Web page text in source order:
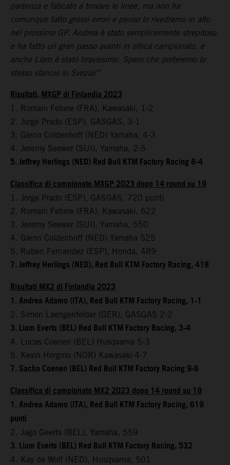
partenza e faticato a trovare le linee, ma non ha
comunque fatto grossi errori e penso lo rivedremo in alto
nel prossimo GP. Andrea è stato semplicemente strepitoso
e ha fatto un gran passo avanti in ottica campionato, e
anche Liam è stato bravissimo. Spero che porteremo lo
stesso slancio in Svezia!”
Risultati, MXGP di Finlandia 2023
1. Romain Febvre (FRA), Kawasaki, 1-2
2. Jorge Prado (ESP), GASGAS, 3-1
3. Glenn Coldenhoff (NED) Yamaha, 4-3
4. Jeremy Seewer (SUI), Yamaha, 2-5
5. Jeffrey Herlings (NED) Red Bull KTM Factory Racing 8-4
Classifica di campionato MXGP 2023 dopo 14 round su 19
1. Jorge Prado (ESP), GASGAS, 720 punti
2. Romain Febvre (FRA), Kawasaki, 622
3. Jeremy Seewer (SUI), Yamaha, 550
4. Glenn Coldenhoff (NED) Yamaha 525
5. Ruben Fernandez (ESP), Honda, 489
7. Jeffrey Herlings (NED), Red Bull KTM Factory Racing, 418
Risultati MX2 di Finlandia 2023
1. Andrea Adamo (ITA), Red Bull KTM Factory Racing, 1-1
2. Simon Laengenfelder (GER), GASGAS 2-2
3. Liam Everts (BEL) Red Bull KTM Factory Racing, 3-4
4. Lucas Coenen (BEL) Husqvarna 5-3
5. Kevin Horgmo (NOR) Kawasaki 4-7
7. Sacha Coenen (BEL) Red Bull KTM Factory Racing 9-6
Classifica di campionato MX2 2023 dopo 14 round su 19
1. Andrea Adamo (ITA), Red Bull KTM Factory Racing, 619
punti
2. Jago Geerts (BEL), Yamaha, 559
3. Liam Everts (BEL) Red Bull KTM Factory Racing, 532
4. Kay de Wolf (NED), Husqvarna, 501